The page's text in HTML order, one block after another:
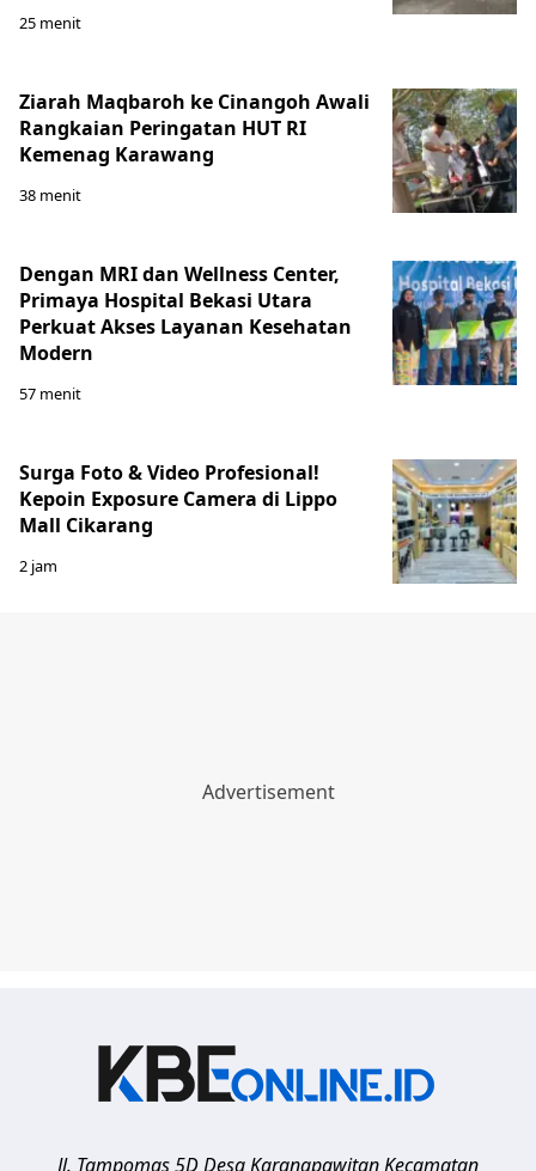
25 menit
Ziarah Maqbaroh ke Cinangoh Awali
Rangkaian Peringatan HUT RI
Kemenag Karawang
38 menit
Dengan MRI dan Wellness Center,
Primaya Hospital Bekasi Utara
Perkuat Akses Layanan Kesehatan
Modern
57 menit
Surga Foto & Video Profesional!
Kepoin Exposure Camera di Lippo
Mall Cikarang
2 jam
Jl. Tampomas 5D Desa Karangpawitan Kecamatan